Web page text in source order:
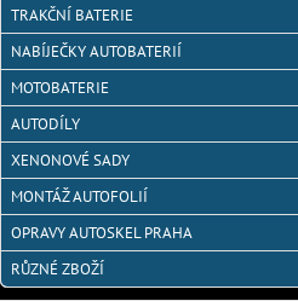
TRAKČNÍ BATERIE
NABÍJEČKY AUTOBATERIÍ
MOTOBATERIE
AUTODÍLY
XENONOVÉ SADY
MONTÁŽ AUTOFOLIÍ
OPRAVY AUTOSKEL PRAHA
RŮZNÉ ZBOŽÍ